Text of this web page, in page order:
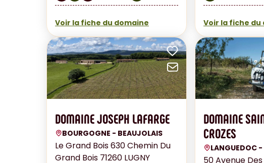
Voir la fiche du domaine Voir la fiche du
DOMAINE JOSEPH LAFARGE
BOURGOGNE - BEAUJOLAIS
Le Grand Bois 630 Chemin Du
Grand Bois 71260 LUGNY
Ajouter aux
Envoyer par
DOMAINE
CROZES
LANGUEDOC -
50 Avenue